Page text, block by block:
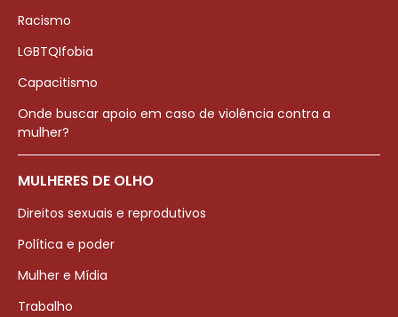
Racismo
LGBTQIfobia
Capacitismo
Onde buscar apoio em caso de violência contra a
mulher?
MULHERES DE OLHO
Direitos sexuais e reprodutivos
Política e poder
Mulher e Mídia
Trabalho